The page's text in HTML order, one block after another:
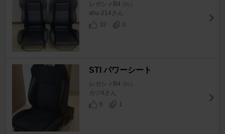
レガシィB4 [BL]
shu-214さん
32
0
STI パワーシート
レガシィB4 [BL]
カツ4さん
6
1